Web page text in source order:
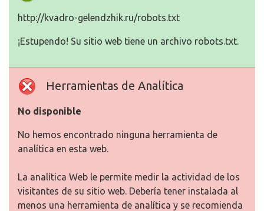
http://kvadro-gelendzhik.ru/robots.txt
¡Estupendo! Su sitio web tiene un archivo robots.txt.
Herramientas de Analítica
No disponible
No hemos encontrado ninguna herramienta de
analítica en esta web.
La analítica Web le permite medir la actividad de los
visitantes de su sitio web. Debería tener instalada al
menos una herramienta de analítica y se recomienda